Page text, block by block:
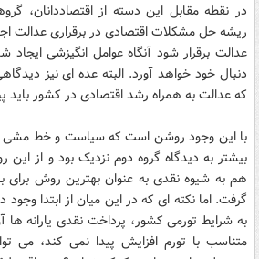
در نقطه مقابل این دسته از اقتصاددانان،
ریشه حل مشکلات اقتصادی در برقراری عدالت
عدالت برقرار شود آنگاه عوامل انگیزشی ایجاد
دنبال خود خواهد آورد. البته عده ای نیز
که عدالت به همراه رشد اقتصادی در کشور باید
با این وجود روشن است که سیاست و خط مشی
بیشتر به دیدگاه گروه دوم نزدیک بود و از این
هم به شیوه نقدی به عنوان بهترین روش برای
گرفت. اما نکته ای که در این میان از ابتدا وجود
به شرایط تورمی کشور، پرداخت نقدی یارانه
متناسب با تورم افزایش پیدا نمی کند، می